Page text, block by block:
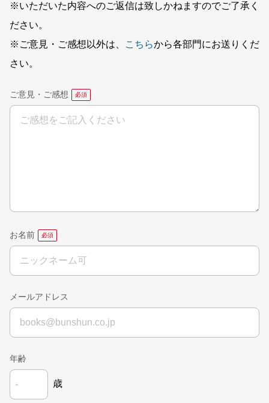
※いただいた内容へのご返信は致しかねますのでご了承く
ださい。
※ご意見・ご感想以外は、
こちらから各部門にお送りくだ
さい。
ご意見・ご感想
お名前
メールアドレス
年齢
歳